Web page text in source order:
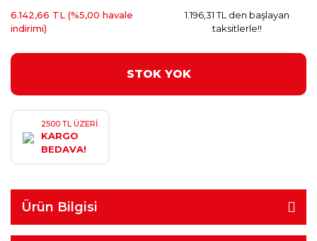
6.142,66 TL (%5,00 havale
indirimi)
1.196,31 TL den başlayan
taksitlerle!!
STOK YOK
2500 TL ÜZERİ
KARGO
BEDAVA!
Ürün Bilgisi